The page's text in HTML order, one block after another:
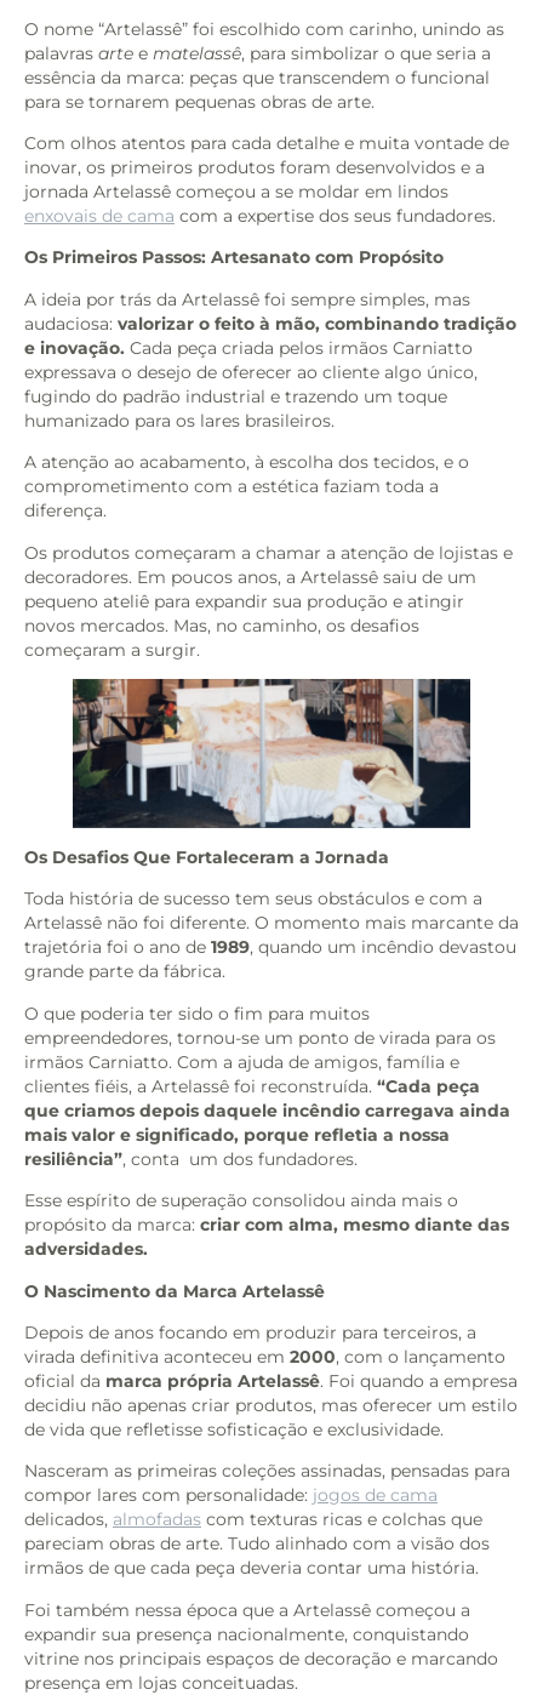
O nome “Artelassê” foi escolhido com carinho, unindo as
palavras arte e matelassê, para simbolizar o que seria a
essência da marca: peças que transcendem o funcional
para se tornarem pequenas obras de arte.
Com olhos atentos para cada detalhe e muita vontade de
inovar, os primeiros produtos foram desenvolvidos e a
jornada Artelassê começou a se moldar em lindos
enxovais de cama com a expertise dos seus fundadores.
Os Primeiros Passos: Artesanato com Propósito
A ideia por trás da Artelassê foi sempre simples, mas
audaciosa: valorizar o feito à mão, combinando tradição
e inovação. Cada peça criada pelos irmãos Carniatto
expressava o desejo de oferecer ao cliente algo único,
fugindo do padrão industrial e trazendo um toque
humanizado para os lares brasileiros.
A atenção ao acabamento, à escolha dos tecidos, e o
comprometimento com a estética faziam toda a
diferença.
Os produtos começaram a chamar a atenção de lojistas e
decoradores. Em poucos anos, a Artelassê saiu de um
pequeno ateliê para expandir sua produção e atingir
novos mercados. Mas, no caminho, os desafios
começaram a surgir.
Os Desafios Que Fortaleceram a Jornada
Toda história de sucesso tem seus obstáculos e com a
Artelassê não foi diferente. O momento mais marcante da
trajetória foi o ano de 1989, quando um incêndio devastou
grande parte da fábrica.
O que poderia ter sido o fim para muitos
empreendedores, tornou-se um ponto de virada para os
irmãos Carniatto. Com a ajuda de amigos, família e
clientes fiéis, a Artelassê foi reconstruída. “Cada peça
que criamos depois daquele incêndio carregava ainda
mais valor e significado, porque refletia a nossa
resiliência”, conta um dos fundadores.
Esse espírito de superação consolidou ainda mais o
propósito da marca: criar com alma, mesmo diante das
adversidades.
O Nascimento da Marca Artelassê
Depois de anos focando em produzir para terceiros, a
virada definitiva aconteceu em 2000, com o lançamento
oficial da marca própria Artelassê. Foi quando a empresa
decidiu não apenas criar produtos, mas oferecer um estilo
de vida que refletisse sofisticação e exclusividade.
Nasceram as primeiras coleções assinadas, pensadas para
compor lares com personalidade: jogos de cama
delicados, almofadas com texturas ricas e colchas que
pareciam obras de arte. Tudo alinhado com a visão dos
irmãos de que cada peça deveria contar uma história.
Foi também nessa época que a Artelassê começou a
expandir sua presença nacionalmente, conquistando
vitrine nos principais espaços de decoração e marcando
presença em lojas conceituadas.